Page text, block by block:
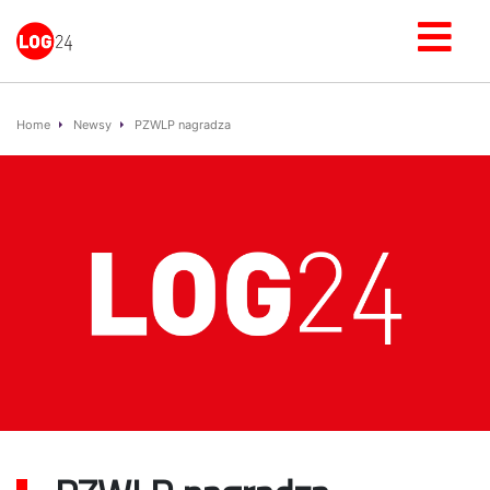
Home Newsy PZWLP nagradza